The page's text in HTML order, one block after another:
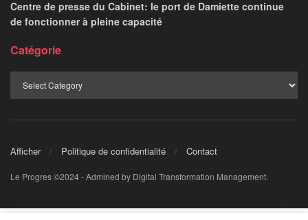
des États-Unis Donald Trump à Pékin, Xi Jinping